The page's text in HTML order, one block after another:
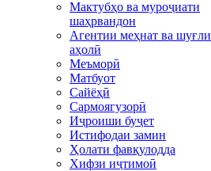
Мактубҳо ва муроҷиати
шаҳрвандон
Агентии меҳнат ва шуғли
аҳолӣ
Меъморӣ
Матбуот
Сайёҳӣ
Сармоягузорӣ
Иҷроиши буҷет
Истифодаи замин
Ҳолати фавқулодда
Хифзи иҷтимоӣ